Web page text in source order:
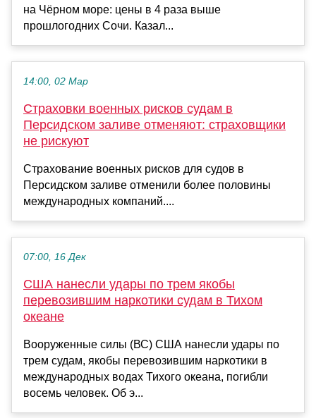
на Чёрном море: цены в 4 раза выше
прошлогодних Сочи. Казал...
14:00, 02 Мар
Страховки военных рисков судам в
Персидском заливе отменяют: страховщики
не рискуют
Страхование военных рисков для судов в
Персидском заливе отменили более половины
международных компаний....
07:00, 16 Дек
США нанесли удары по трем якобы
перевозившим наркотики судам в Тихом
океане
Вооруженные силы (ВС) США нанесли удары по
трем судам, якобы перевозившим наркотики в
международных водах Тихого океана, погибли
восемь человек. Об э...